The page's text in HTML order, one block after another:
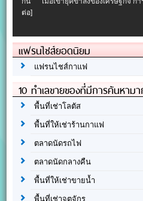
ต่อ]
แฟรนไชส์ยอดนิยม
แฟรนไชส์กาแฟ
10 ทำเลขายของที่มีการค้นหาม
พื้นที่เช่าโลตัส
พื้นที่ให้เช่าร้านกาแฟ
ตลาดนัดรถไฟ
ตลาดนัดกลางคืน
พื้นที่ให้เช่าขายน้ำ
พื้นที่เช่าจตุจักร